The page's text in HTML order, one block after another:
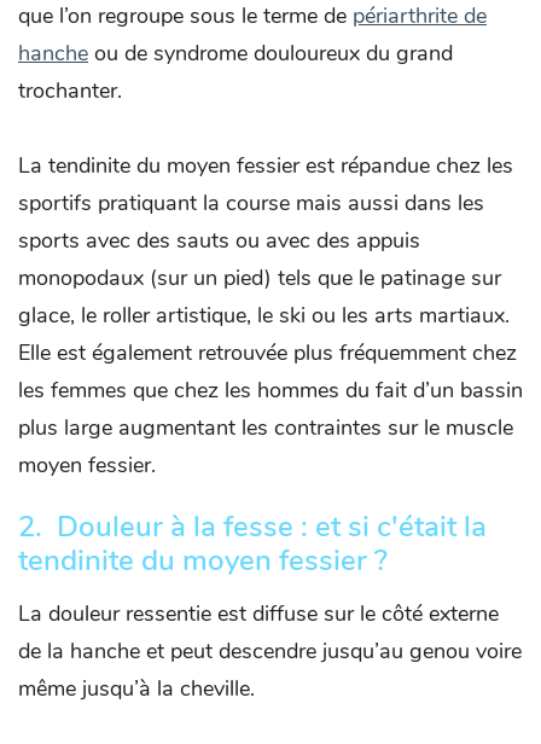
que l’on regroupe sous le terme de périarthrite de
hanche ou de syndrome douloureux du grand
trochanter.
La tendinite du moyen fessier est répandue chez les
sportifs pratiquant la course mais aussi dans les
sports avec des sauts ou avec des appuis
monopodaux (sur un pied) tels que le patinage sur
glace, le roller artistique, le ski ou les arts martiaux.
Elle est également retrouvée plus fréquemment chez
les femmes que chez les hommes du fait d’un bassin
plus large augmentant les contraintes sur le muscle
moyen fessier.
2. Douleur à la fesse : et si c'était la
tendinite du moyen fessier ?
La douleur ressentie est diffuse sur le côté externe
de la hanche et peut descendre jusqu’au genou voire
même jusqu’à la cheville.